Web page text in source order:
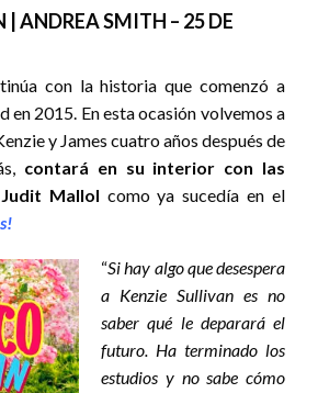
ANDREA SMITH – 25 DE
con la historia que comenzó a
en 2015. En esta ocasión volvemos a
y James cuatro años después de
contará en su interior con las
Mallol como ya sucedía en el
“Si hay algo que desespera
a Kenzie Sullivan es no
saber qué le deparará el
futuro. Ha terminado los
estudios y no sabe cómo